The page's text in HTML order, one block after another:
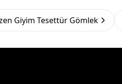
Giyim Tesettür Gömlek